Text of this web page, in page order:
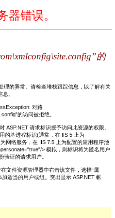
器错误。
的
理的异常。请检查堆栈跟踪信息，以了解有关
。
对路
的访问被拒绝。
ASP.NET 请求标识授予访问此资源的权限。
的基进程标识(通常，在 IIS 5 上为
网络服务，在 IIS 7.5 上为配置的应用程序池
> 模拟，则标识将为匿名用户
验证的请求用户。
文件资源管理器中右击该文件，选择“属
加适当的用户或组。突出显示 ASP.NET 帐